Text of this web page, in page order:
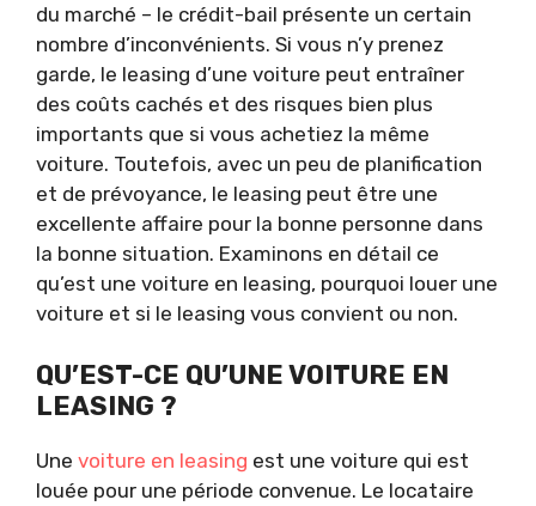
du marché – le crédit-bail présente un certain
nombre d’inconvénients. Si vous n’y prenez
garde, le leasing d’une voiture peut entraîner
des coûts cachés et des risques bien plus
importants que si vous achetiez la même
voiture. Toutefois, avec un peu de planification
et de prévoyance, le leasing peut être une
excellente affaire pour la bonne personne dans
la bonne situation. Examinons en détail ce
qu’est une voiture en leasing, pourquoi louer une
voiture et si le leasing vous convient ou non.
QU’EST-CE QU’UNE VOITURE EN
LEASING ?
Une voiture en leasing est une voiture qui est
louée pour une période convenue. Le locataire